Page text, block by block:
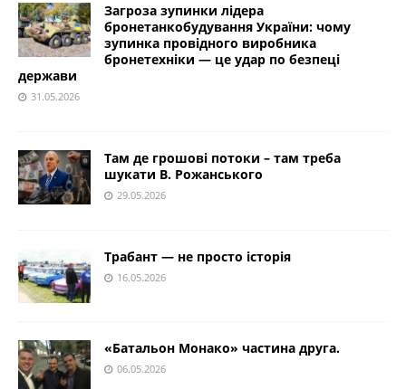
Загроза зупинки лідера
бронетанкобудування України: чому
зупинка провідного виробника
бронетехніки — це удар по безпеці
держави
31.05.2026
Там де грошові потоки – там треба
шукати В. Рожанського
29.05.2026
Трабант — не просто історія
16.05.2026
«Батальон Монако» частина друга.
06.05.2026